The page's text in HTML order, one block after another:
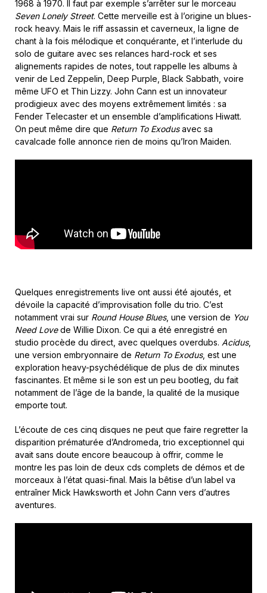
1968 à 1970. Il faut par exemple s’arrêter sur le morceau
Seven Lonely Street. Cette merveille est à l’origine un blues-
rock heavy. Mais le riff assassin et caverneux, la ligne de
chant à la fois mélodique et conquérante, et l’interlude du
solo de guitare avec ses relances hard-rock et ses
alignements rapides de notes, tout rappelle les albums à
venir de Led Zeppelin, Deep Purple, Black Sabbath, voire
même UFO et Thin Lizzy. John Cann est un innovateur
prodigieux avec des moyens extrêmement limités : sa
Fender Telecaster et un ensemble d’amplifications Hiwatt.
On peut même dire que Return To Exodusavec sa
cavalcade folle annonce rien de moins qu’Iron Maiden.
Quelques enregistrements live ont aussi été ajoutés, et
dévoile la capacité d’improvisation folle du trio. C’est
notamment vrai sur Round House Blues, une version de You
Need Lovede Willie Dixon. Ce qui a été enregistré en
studio procède du direct, avec quelques overdubs. Acidus,
une version embryonnaire de Return To Exodus, est une
exploration heavy-psychédélique de plus de dix minutes
fascinantes. Et même si le son est un peu bootleg, du fait
notamment de l’âge de la bande, la qualité de la musique
emporte tout.
L’écoute de ces cinq disques ne peut que faire regretter la
disparition prématurée d’Andromeda, trio exceptionnel qui
avait sans doute encore beaucoup à offrir, comme le
montre les pas loin de deux cds complets de démos et de
morceaux à l’état quasi-final. Mais la bêtise d’un label va
entraîner Mick Hawksworth et John Cann vers d’autres
aventures.